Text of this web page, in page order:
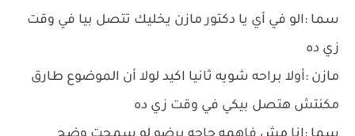
سما :الو في أي يا دكتور مازن يخليك تتصل بيا في وقت
زي ده
مازن :أولا براحه شويه ثانيا اكيد لولا أن الموضوع طارق
مكنتش هتصل بيكي في وقت زي ده